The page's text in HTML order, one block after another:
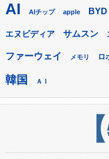
AI AIチップ apple BYD
エヌビディア サムスン
ファーウェイ メモリ ロ
韓国 ＡＩ